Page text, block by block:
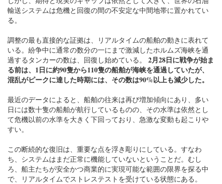
輸送システムは危機と回復の間の不安定な中間地帯に置かれてい
る。
調整の最も直接的な証拠は、リアルタイムの船舶の動きに表れて
いる。紛争中に通常の数分の一にまで激減したホルムズ海峡を通
過するタンカーの数は、回復し始めている。 2月28日に戦争が始ま
る前は、1日に約90隻から110隻の船舶が海峡を通過していたが、
混乱がピークに達した時期には、その数は90%以上も減少した。
最近のデータによると、船舶の往来は再び増加傾向にあり、多い
日には数十隻の船舶が航行しているものの、その水準は依然とし
て危機以前の水準を大きく下回っており、急激な変動も起こりや
すい。
この断続的な復旧は、重要な点を浮き彫りにしている。すなわ
ち、システムはまだ正常に機能していないということだ。むし
ろ、船主たちが安全かつ商業的に実現可能な範囲の限界を探る中
で、リアルタイムでストレステストを受けている状態にある。